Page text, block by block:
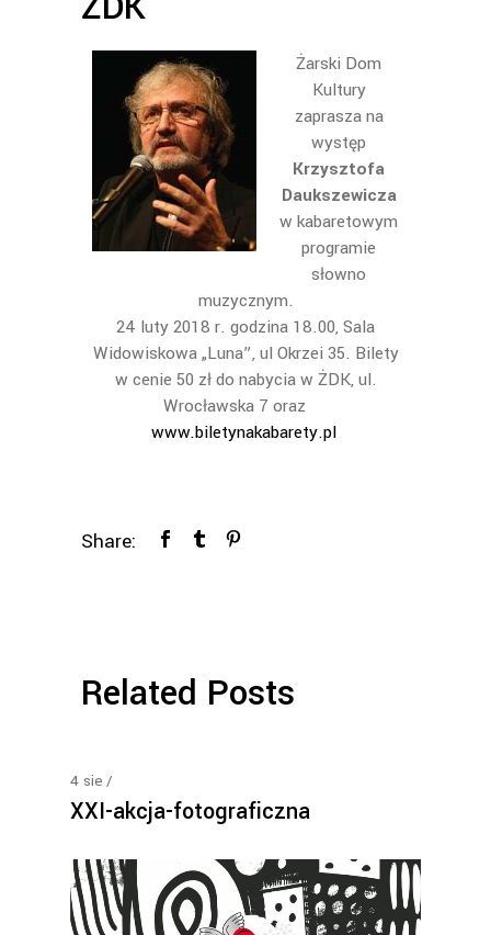
Żarski Dom
Kultury
zaprasza na
występ
Krzysztofa
Daukszewicza
w kabaretowym
programie
słowno
muzycznym.
24 luty 2018 r. godzina 18.00, Sala
Widowiskowa „Luna”, ul Okrzei 35. Bilety
w cenie 50 zł do nabycia w ŻDK, ul.
Wrocławska 7 oraz
www.biletynakabarety.pl
Share:
Related Posts
4 sie
XXI-akcja-fotograficzna